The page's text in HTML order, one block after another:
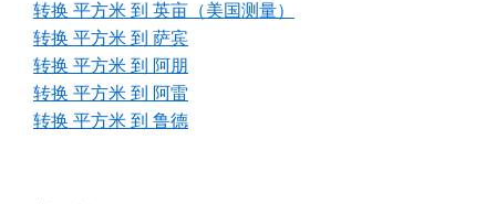
转换 平方米 到 英亩（美国测量）
转换 平方米 到 萨宾
转换 平方米 到 阿朋
转换 平方米 到 阿雷
转换 平方米 到 鲁德